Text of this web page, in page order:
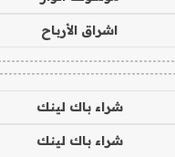
اشراق الأرباح
شراء باك لينك
شراء باك لينك